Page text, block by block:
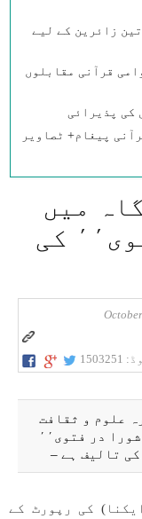
زائرین کے لیے
قرآنی مقابلوں
کی پذیرائی
پیغام+ ٹصاویر
میں
كتاب٫٫ شورا در فتوی٬٬ كی
1503251
علوم و ثقافت
اسلامی كی طرف سے تازہ ترين كتاب ٫٫شورا در فتوی٬٬
كی تاليف ہے –
كی رپورٹ كے